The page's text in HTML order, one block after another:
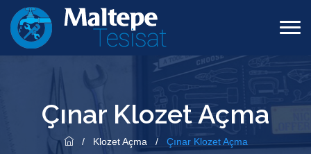
Çınar Klozet Açma
/ Klozet Açma / Çınar Klozet Açma